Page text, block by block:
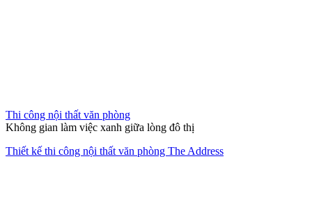
Thi công nội thất văn phòng
Không gian làm việc xanh giữa lòng đô thị
Thiết kế thi công nội thất văn phòng The Address